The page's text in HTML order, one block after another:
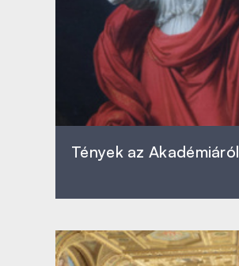
Tények az Akadémiáról